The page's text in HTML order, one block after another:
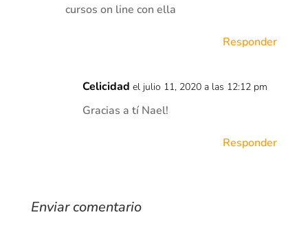
cursos on line con ella
Responder
Celicidad el julio 11, 2020 a las 12:12 pm
Gracias a tí Nael!
Responder
Enviar comentario